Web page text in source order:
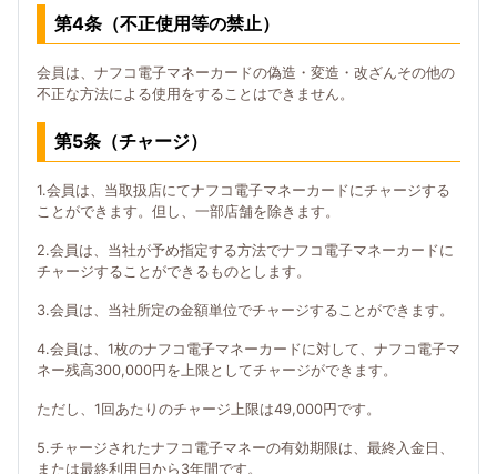
第4条（不正使用等の禁止）
会員は、ナフコ電子マネーカードの偽造・変造・改ざんその他の
不正な方法による使用をすることはできません。
第5条（チャージ）
1.会員は、当取扱店にてナフコ電子マネーカードにチャージする
ことができます。但し、一部店舗を除きます。
2.会員は、当社が予め指定する方法でナフコ電子マネーカードに
チャージすることができるものとします。
3.会員は、当社所定の金額単位でチャージすることができます。
4.会員は、1枚のナフコ電子マネーカードに対して、ナフコ電子マ
ネー残高300,000円を上限としてチャージができます。
ただし、1回あたりのチャージ上限は49,000円です。
5.チャージされたナフコ電子マネーの有効期限は、最終入金日、
または最終利用日から3年間です。